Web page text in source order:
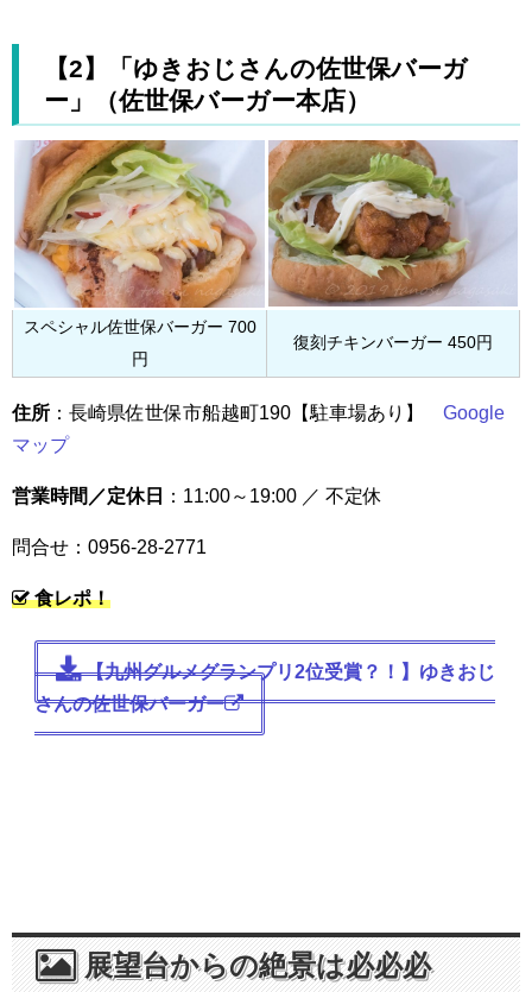
【2】「ゆきおじさんの佐世保バーガ
ー」（佐世保バーガー本店）
スペシャル佐世保バーガー 700
円
復刻チキンバーガー 450円
住所 ：長崎県佐世保市船越町190【駐車場あり】 Google
マップ
営業時間／定休日 ：11:00～19:00 ／ 不定休
問合せ：0956-28-2771
食レポ！
【九州グルメグランプリ2位受賞？！】ゆきおじ
さんの佐世保バーガー
展望台からの絶景は必必必